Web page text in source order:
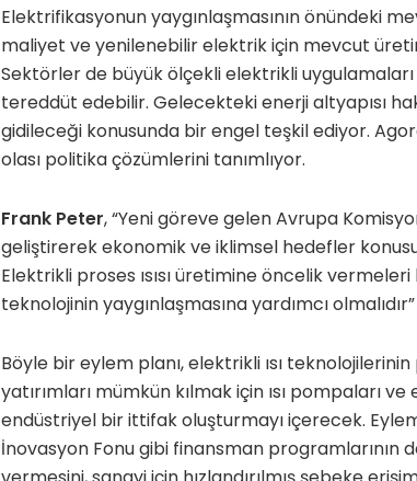
Elektrifikasyonun yaygınlaşmasının önündeki
maliyet ve yenilenebilir elektrik için mevcut
Sektörler de büyük ölçekli elektrikli
tereddüt edebilir. Gelecekteki enerji altyapısı
gidileceği konusunda bir engel teşkil ediyor.
olası politika çözümlerini tanımlıyor.
Frank Peter, “Yeni göreve gelen Avrupa
geliştirerek ekonomik ve iklimsel hedefler
Elektrikli proses ısısı üretimine öncelik
teknolojinin yaygınlaşmasına yardımcı
Böyle bir eylem planı, elektrikli ısı
yatırımları mümkün kılmak için ısı pompaları
endüstriyel bir ittifak oluşturmayı içerecek.
İnovasyon Fonu gibi finansman